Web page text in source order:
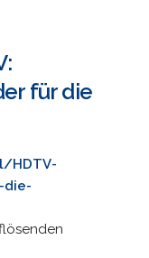
für die
HDTV-
die-